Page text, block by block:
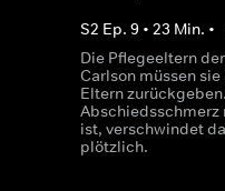
S2 Ep. 9 • 23 Min. •
Die Pflegeeltern
Carlson müssen
Eltern
ist, verschwindet
plötzlich.